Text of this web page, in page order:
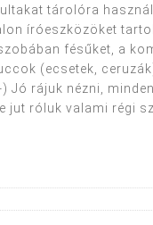
tárolóra
íróeszközöket
fésűket, a
(ecsetek,
) Jó rájuk nézni,
jut róluk valami régi